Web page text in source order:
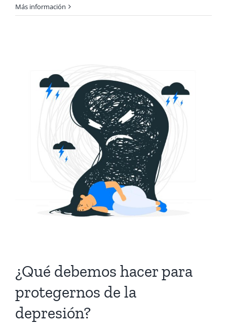
Más información
¿Qué debemos hacer para
protegernos de la
depresión?